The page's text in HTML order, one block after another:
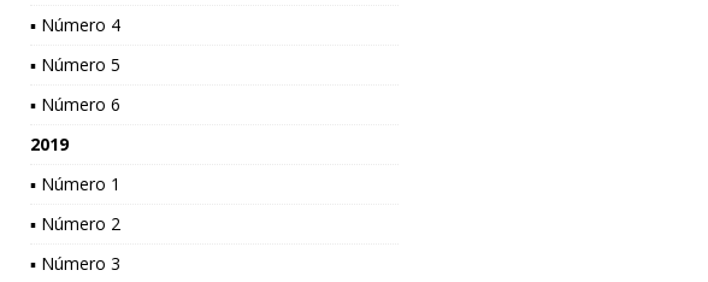
▪ Número 4
▪ Número 5
▪ Número 6
2019
▪ Número 1
▪ Número 2
▪ Número 3